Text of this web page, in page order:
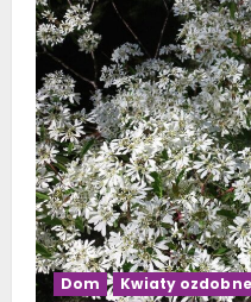
Dom Kwiaty ozdobne